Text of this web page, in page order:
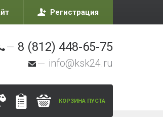
Регистрация
8 (812) 448-65-75
info@ksk24.ru
КОРЗИНА ПУСТА